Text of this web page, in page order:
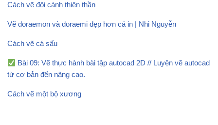
Cách vẽ đôi cánh thiên thần
Vẽ doraemon và doraemi đẹp hơn cả in | Nhi Nguyễn
Cách vẽ cá sấu
Bài 09: Vẽ thực hành bài tập autocad 2D // Luyện vẽ autocad
từ cơ bản đến nâng cao.
Cách vẽ một bộ xương